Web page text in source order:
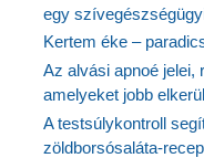
egy
Kertem éke –
Az alvási apnoé jelei,
amelyeket jobb
A testsúlykontroll
zöldborsósaláta-